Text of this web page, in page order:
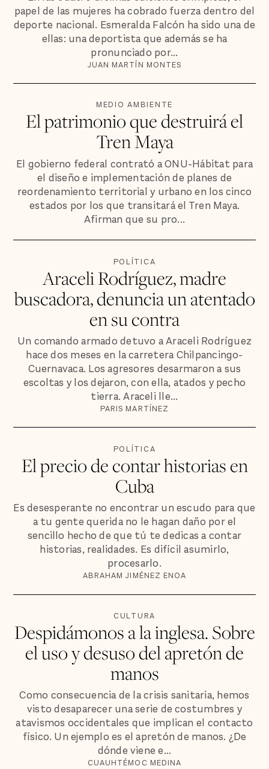
papel de las mujeres ha cobrado fuerza dentro del
deporte nacional. Esmeralda Falcón ha sido una de
ellas: una deportista que además se ha
pronunciado por...
JUAN MARTÍN MONTES
MEDIO AMBIENTE
El patrimonio que destruirá el
Tren Maya
El gobierno federal contrató a ONU-Hábitat para
el diseño e implementación de planes de
reordenamiento territorial y urbano en los cinco
estados por los que transitará el Tren Maya.
Afirman que su pro...
POLÍTICA
Araceli Rodríguez, madre
buscadora, denuncia un atentado
en su contra
Un comando armado detuvo a Araceli Rodríguez
hace dos meses en la carretera Chilpancingo-
Cuernavaca. Los agresores desarmaron a sus
escoltas y los dejaron, con ella, atados y pecho
tierra. Araceli lle...
PARIS MARTÍNEZ
POLÍTICA
El precio de contar historias en
Cuba
Es desesperante no encontrar un escudo para que
a tu gente querida no le hagan daño por el
sencillo hecho de que tú te dedicas a contar
historias, realidades. Es difícil asumirlo,
procesarlo.
ABRAHAM JIMÉNEZ ENOA
CULTURA
Despidámonos a la inglesa. Sobre
el uso y desuso del apretón de
manos
Como consecuencia de la crisis sanitaria, hemos
visto desaparecer una serie de costumbres y
atavismos occidentales que implican el contacto
físico. Un ejemplo es el apretón de manos. ¿De
dónde viene e...
CUAUHTÉMOC MEDINA